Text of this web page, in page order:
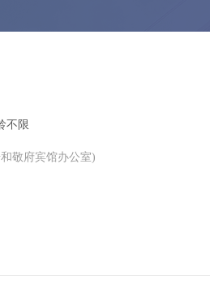
不限
敬府宾馆办公室)